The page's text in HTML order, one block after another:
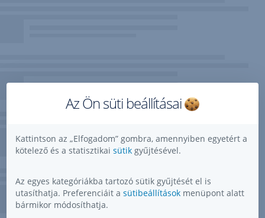
Az Ön süti beállításai
Kattintson az „Elfogadom” gombra, amennyiben egyetért a
kötelező és a statisztikai sütik gyűjtésével.
Az egyes kategóriákba tartozó sütik gyűjtését el is
utasíthatja. Preferenciáit a sütibeállítások menüpont alatt
bármikor módosíthatja.